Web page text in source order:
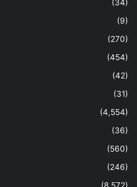
(34)
(9)
(270)
(454)
(42)
(31)
(4,554)
(36)
(560)
(246)
(8,572)